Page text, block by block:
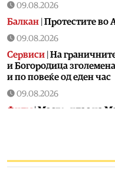
09.08.2026
Балкан Протестите во
09.08.2026
Сервиси На
и Богородица
и по повеќе од еден час
09.08.2026
Филм |Мастерклас на
концерт на Големо